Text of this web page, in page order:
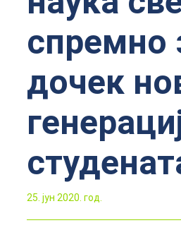
спремно
дочек
25. јун 2020. год.